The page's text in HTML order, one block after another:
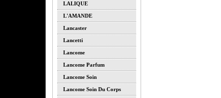
LALIQUE
L'AMANDE
Lancaster
Lancetti
Lancome
Lancome Parfum
Lancome Soin
Lancome Soin Du Corps